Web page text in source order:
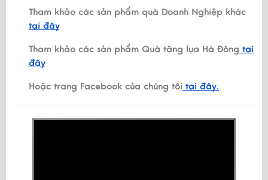
Tham khảo các sản phẩm quà Doanh Nghiệp khác
tại đây
Tham khảo các sản phẩm Quà tặng lụa Hà Đông tại
đây
Hoặc trang Facebook của chúng tôi tại đây.